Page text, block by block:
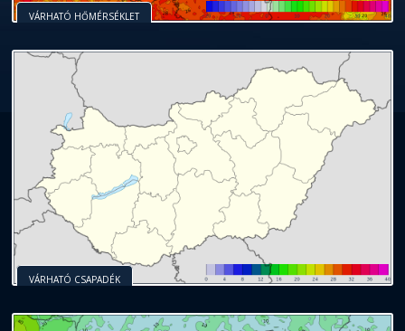
VÁRHATÓ HŐMÉRSÉKLET
VÁRHATÓ CSAPADÉK